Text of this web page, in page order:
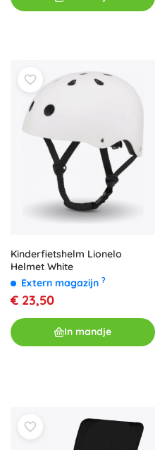
Kinderfietshelm Lionelo
Helmet White
Extern magazijn ?
€ 23,50
In mandje